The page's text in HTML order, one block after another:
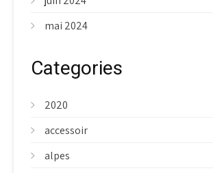
mai 2024
Categories
2020
accessoir
alpes